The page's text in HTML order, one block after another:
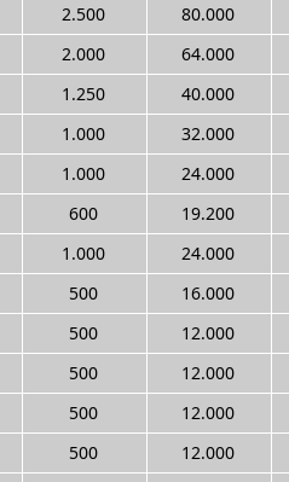
2.500 80.000
2.000 64.000
1.250 40.000
1.000 32.000
1.000 24.000
600 19.200
1.000 24.000
500 16.000
500 12.000
500 12.000
500 12.000
500 12.000